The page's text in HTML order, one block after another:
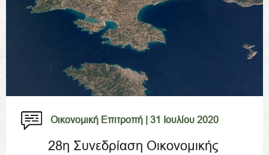
Οικονομική Επιτροπή | 31 Ιουλίου 2020
28η Συνεδρίαση Οικονομικής